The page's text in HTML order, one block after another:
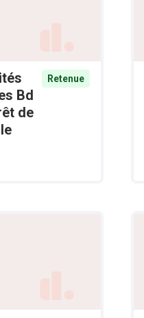
Bd
de
Retenue